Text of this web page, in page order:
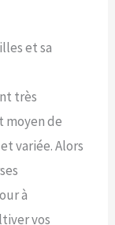
et sa
très
moyen de
variée. Alors
à
vos